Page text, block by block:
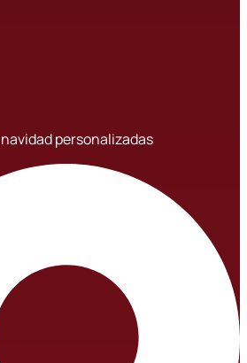
personalizadas